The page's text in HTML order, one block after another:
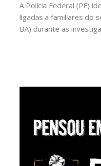
A Polícia Federal (PF)
ligadas a familiares do
BA) durante as